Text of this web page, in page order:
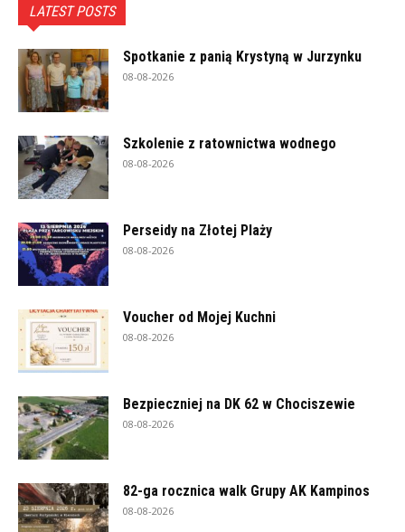
LATEST POSTS
Spotkanie z panią Krystyną w Jurzynku
08-08-2026
Szkolenie z ratownictwa wodnego
08-08-2026
Perseidy na Złotej Plaży
08-08-2026
Voucher od Mojej Kuchni
08-08-2026
Bezpieczniej na DK 62 w Chociszewie
08-08-2026
82-ga rocznica walk Grupy AK Kampinos
08-08-2026